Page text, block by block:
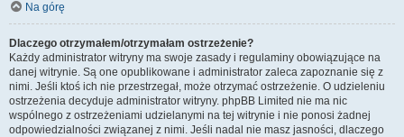
Na górę
Dlaczego otrzymałem/otrzymałam ostrzeżenie?
Każdy administrator witryny ma swoje zasady i regulaminy obowiązujące na
danej witrynie. Są one opublikowane i administrator zaleca zapoznanie się z
nimi. Jeśli ktoś ich nie przestrzegał, może otrzymać ostrzeżenie. O udzieleniu
ostrzeżenia decyduje administrator witryny. phpBB Limited nie ma nic
wspólnego z ostrzeżeniami udzielanymi na tej witrynie i nie ponosi żadnej
odpowiedzialności związanej z nimi. Jeśli nadal nie masz jasności, dlaczego